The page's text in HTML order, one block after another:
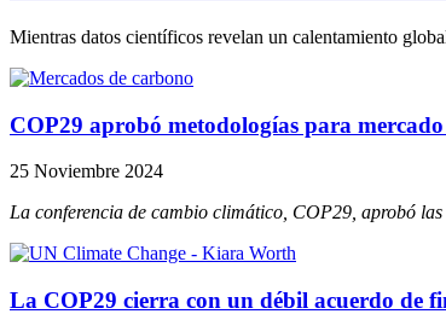
Mientras datos científicos revelan un calentamiento
COP29 aprobó metodologías para
25 Noviembre 2024
La conferencia de cambio climático, COP29, aprobó
La COP29 cierra con un débil acuerdo de